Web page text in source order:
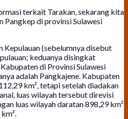
terkait Tarakan, sekarang kita
Pangkep di provinsi Sulawesi
Kepulauan (sebelumnya disebut
keduanya disingkat
di Provinsi Sulawesi
adalah Pangkajene. Kabupaten
km², tetapi setelah diadakan
luas wilayah tersebut direvisi
luas wilayah daratan 898,29 km²